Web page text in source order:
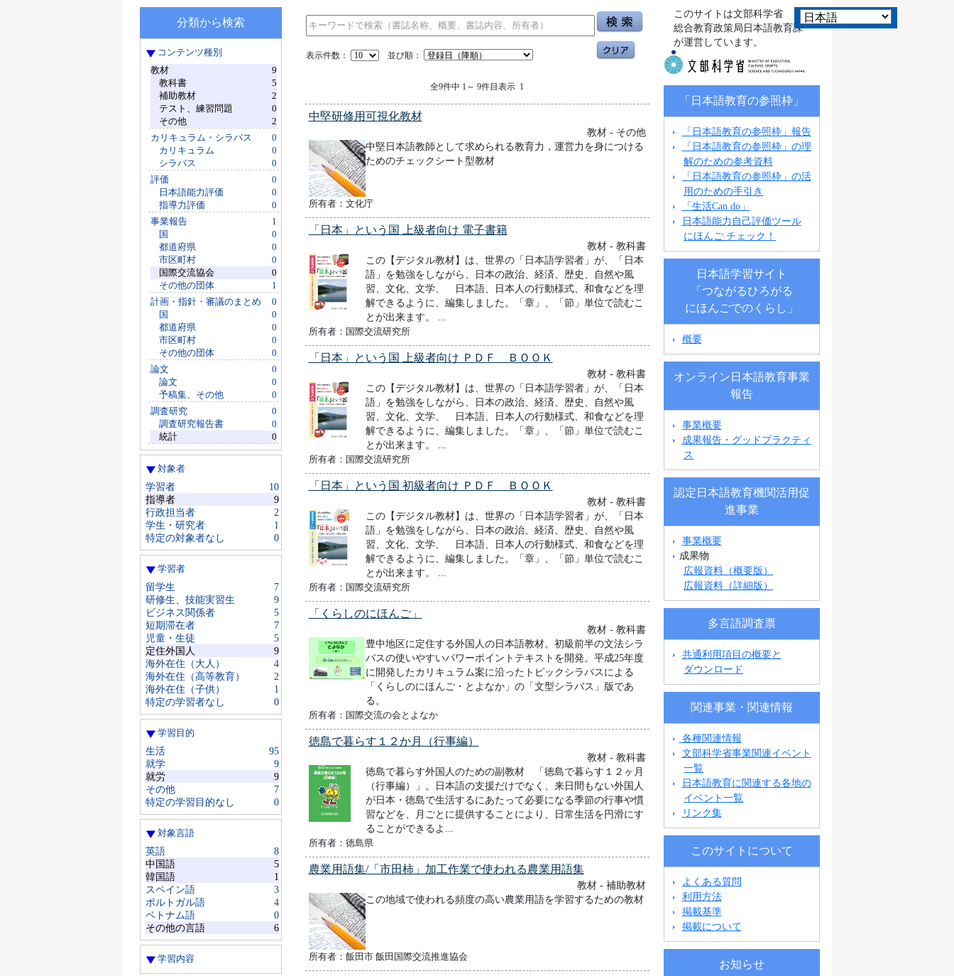
分類から検索
コンテンツ種別
教材
9
教科書
5
補助教材
2
テスト、練習問題
0
その他
2
カリキュラム・シラバス
0
カリキュラム
0
シラバス
0
評価
0
日本語能力評価
0
指導力評価
0
事業報告
1
国
0
都道府県
0
市区町村
0
国際交流協会
0
その他の団体
1
計画・指針・審議のまとめ
0
国
0
都道府県
0
市区町村
0
その他の団体
0
論文
0
論文
0
予稿集、その他
0
調査研究
0
調査研究報告書
0
統計
0
対象者
学習者
10
指導者
9
行政担当者
2
学生・研究者
1
特定の対象者なし
0
学習者
留学生
7
研修生、技能実習生
9
ビジネス関係者
5
短期滞在者
7
児童・生徒
5
定住外国人
9
海外在住（大人）
4
海外在住（高等教育）
2
海外在住（子供）
1
特定の学習者なし
0
学習目的
生活
95
就学
9
就労
9
その他
7
特定の学習目的なし
0
対象言語
英語
8
中国語
5
韓国語
1
スペイン語
3
ポルトガル語
4
ベトナム語
0
その他の言語
6
学習内容
表示件数： 並び順：
全9件中 1～ 9件目表示 1
中堅研修用可視化教材
教材 - その他
中堅日本語教師として求められる教育力，運営力を身につける
ためのチェックシート型教材
所有者：文化庁
「日本」という国 上級者向け 電子書籍
教材 - 教科書
この【デジタル教材】は、世界の「日本語学習者」が、「日本
語」を勉強をしながら、日本の政治、経済、歴史、自然や風
習、文化、文学、 日本語、日本人の行動様式、和食などを理
解できるように、編集しました。「章」、「節」単位で読むこ
とが出来ます。 ...
所有者：国際交流研究所
「日本」という国 上級者向け ＰＤＦ ＢＯＯＫ
教材 - 教科書
この【デジタル教材】は、世界の「日本語学習者」が、「日本
語」を勉強をしながら、日本の政治、経済、歴史、自然や風
習、文化、文学、 日本語、日本人の行動様式、和食などを理
解できるように、編集しました。「章」、「節」単位で読むこ
とが出来ます。 ...
所有者：国際交流研究所
「日本」という国 初級者向け ＰＤＦ ＢＯＯＫ
教材 - 教科書
この【デジタル教材】は、世界の「日本語学習者」が、「日本
語」を勉強をしながら、日本の政治、経済、歴史、自然や風
習、文化、文学、 日本語、日本人の行動様式、和食などを理
解できるように、編集しました。「章」、「節」単位で読むこ
とが出来ます。 ...
所有者：国際交流研究所
「くらしのにほんご」
教材 - 教科書
豊中地区に定住する外国人の日本語教材。初級前半の文法シラ
バスの使いやすいパワーポイントテキストを開発。平成25年度
に開発したカリキュラム案に沿ったトピックシラバスによる
「くらしのにほんご・とよなか」の「文型シラバス」版であ
る。
所有者：国際交流の会とよなか
徳島で暮らす１２か月（行事編）
教材 - 教科書
徳島で暮らす外国人のための副教材 「徳島で暮らす１２ヶ月
（行事編）」。日本語の支援だけでなく、来日間もない外国人
が日本・徳島で生活するにあたって必要になる季節の行事や慣
習などを、月ごとに提供することにより、日常生活を円滑にす
ることができるよ...
所有者：徳島県
農業用語集/「市田柿」加工作業で使われる農業用語集
教材 - 補助教材
この地域で使われる頻度の高い農業用語を学習するための教材
所有者：飯田市 飯田国際交流推進協会
このサイトは文部科学省
総合教育政策局日本語教育課
が運営しています。
「日本語教育の参照枠」
「日本語教育の参照枠」報告
「日本語教育の参照枠」の理
解のための参考資料
「日本語教育の参照枠」の活
用のための手引き
「生活Can do」
日本語能力自己評価ツール
にほんご チェック！
日本語学習サイト
「つながるひろがる
にほんごでのくらし」
概要
オンライン日本語教育事業
報告
事業概要
成果報告・グッドプラクティ
ス
認定日本語教育機関活用促
進事業
事業概要
成果物
広報資料（概要版）
広報資料（詳細版）
多言語調査票
共通利用項目の概要と
ダウンロード
関連事業・関連情報
各種関連情報
文部科学省事業関連イベント
一覧
日本語教育に関連する各地の
イベント一覧
リンク集
このサイトについて
よくある質問
利用方法
掲載基準
掲載について
お知らせ